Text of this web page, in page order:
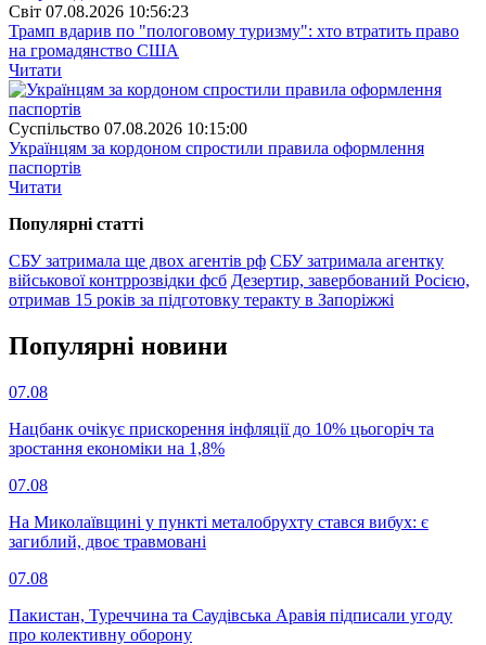
Свiт 07.08.2026 10:56:23
Трамп вдарив по "пологовому туризму": хто втратить право
на громадянство США
Читати
Суспiльство 07.08.2026 10:15:00
Українцям за кордоном спростили правила оформлення
паспортів
Читати
Популярнi статтi
СБУ затримала ще двох агентів рф СБУ затримала агентку
військової контррозвідки фсб Дезертир, завербований Росією,
отримав 15 років за підготовку теракту в Запоріжжі
Популярнi новини
07.08
Нацбанк очікує прискорення інфляції до 10% цьогоріч та
зростання економіки на 1,8%
07.08
На Миколаївщині у пункті металобрухту стався вибух: є
загиблий, двоє травмовані
07.08
Пакистан, Туреччина та Саудівська Аравія підписали угоду
про колективну оборону